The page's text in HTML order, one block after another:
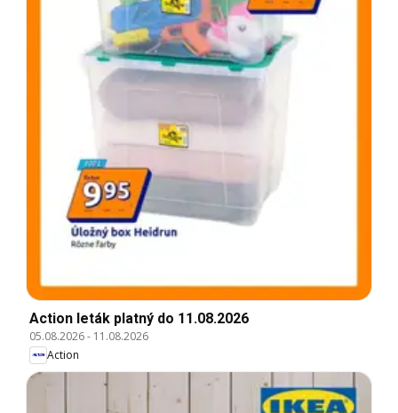
Action leták platný do 11.08.2026
05.08.2026- 11.08.2026
Action